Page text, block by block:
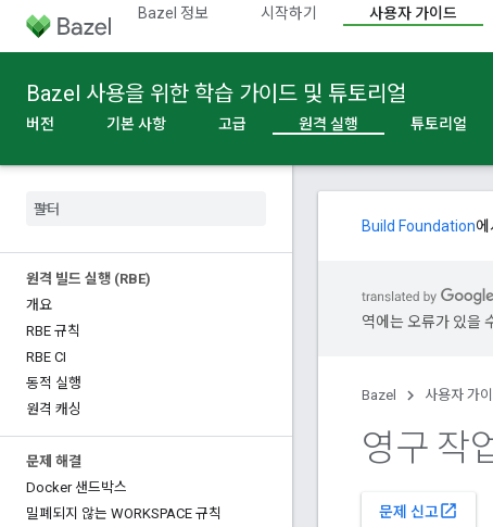
Bazel 정보 시작하기 사용자 가이드
Bazel 사용을 위한 학습 가이드 및 튜토리얼
버전 기본 사항 고급 원격 실행 튜토리얼
원격 빌드 실행 (RBE)
개요
RBE 규칙
RBE CI
동적 실행
원격 캐싱
문제 해결
Docker 샌드박스
밀폐되지 않는 WORKSPACE 규칙
Build Foundation
역에는 오류가 있을
Bazel 사용자 가
영구 작
문제 신고open_in_new